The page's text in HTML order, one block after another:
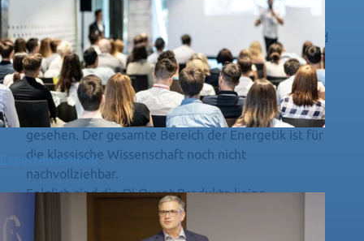
Expertenseminar
Die hier vorgestellte Technologie findet noch keine
vollständige Zustimmung der Schulwissenschaft und
Lehrmeinung. Freie 0-Punkt-Energie und die damit
verbundenen polarisierten Schwingungen und
Frequenzen werden als nicht relevant für die
Beeinflussung des menschlichen Organismus
gesehen. Der gesamte Bereich der Energetik ist für
die klassische Wissenschaft noch nicht
nachvollziehbar.
Folglich sind die Qi Quant-Produkte keine
Heilprodukte und wir betonen, dass Qi Quant keine
wie auch immer gearteten Heilversprechen abgibt.